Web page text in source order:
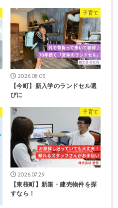
子育て
2026.08.05
【今町】新入学のランドセル選
びに
子育て
2026.07.29
【東桜町】新築・建売物件を探
すなら！